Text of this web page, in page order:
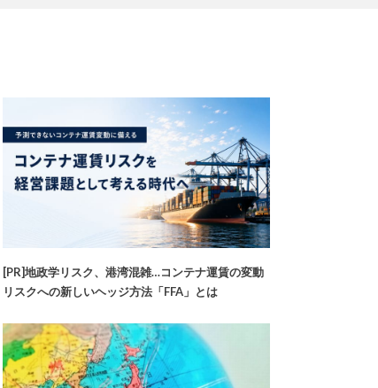
[PR]地政学リスク、港湾混雑…コンテナ運賃の変動
リスクへの新しいヘッジ方法「FFA」とは